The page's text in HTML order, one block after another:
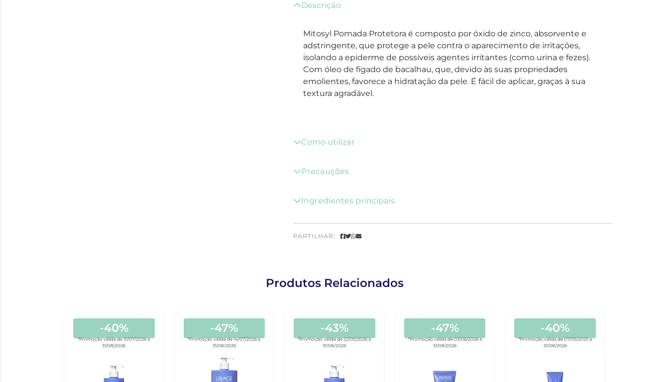
Descrição
Mitosyl Pomada Protetora é composto por óxido de zinco, absorvente e
adstringente, que protege a pele contra o aparecimento de irritações,
isolando a epiderme de possíveis agentes irritantes (como urina e fezes).
Com óleo de fígado de bacalhau, que, devido às suas propriedades
emolientes, favorece a hidratação da pele. É fácil de aplicar, graças à sua
textura agradável.
Como utilizar
Precauções
Ingredientes principais
PARTILHAR:
Produtos Relacionados
-40%
*Promoção válida de 31/07/2026 a
31/08/2026
-47%
*Promoção válida de 14/07/2026 a
31/08/2026
-43%
*Promoção válida de 22/05/2026 a
31/08/2026
-47%
*Promoção válida de 03/06/2026 a
31/08/2026
-40%
*Promoção válida de 07/05/2025 a
31/08/2026